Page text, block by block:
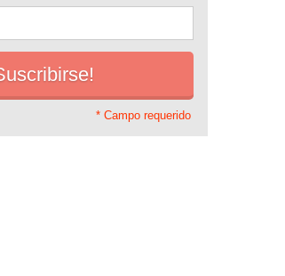
* Campo requerido